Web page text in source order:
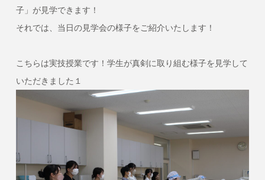
子」が見学できます！
それでは、当日の見学会の様子をご紹介いたします！
こちらは実技授業です！学生が真剣に取り組む様子を見学して
いただきました１